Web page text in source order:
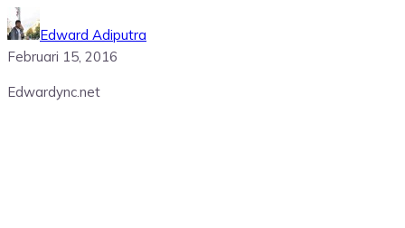
Edward Adiputra
Februari 15, 2016
Edwardync.net